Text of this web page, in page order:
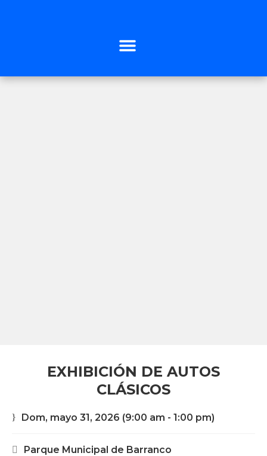
EXHIBICIÓN DE AUTOS
CLÁSICOS
Dom, mayo 31, 2026 (9:00 am - 1:00 pm)
Parque Municipal de Barranco